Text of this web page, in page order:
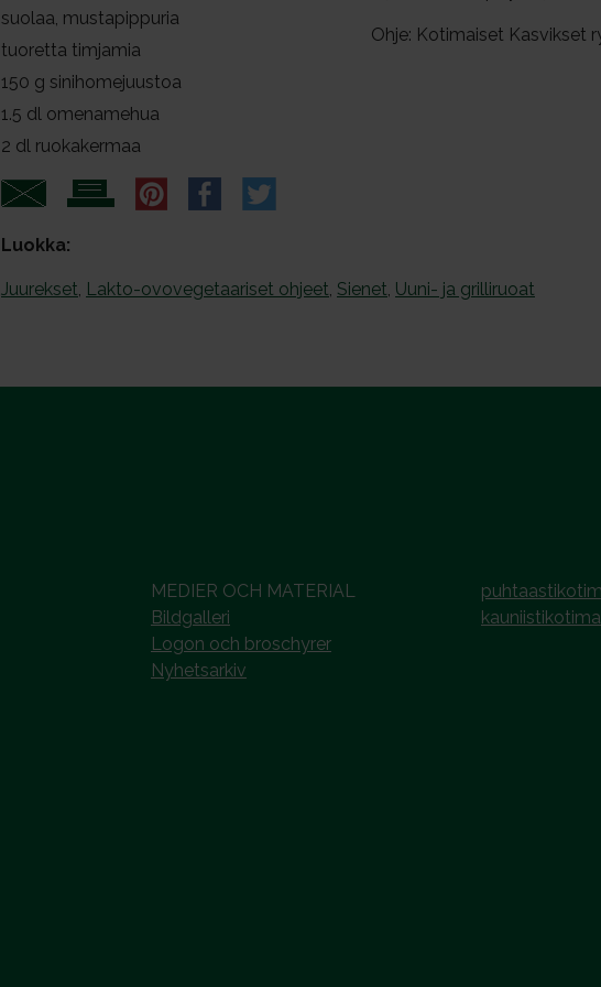
suolaa, mustapippuria
tuoretta timjamia
150 g sinihomejuustoa
1.5 dl omenamehua
2 dl ruokakermaa
Ohje: Kotimaiset Kasvikset
Luokka:
Juurekset, Lakto-ovovegetaariset ohjeet, Sienet, Uuni- ja grilliruoat
MEDIER OCH MATERIAL
Bildgalleri
Logon och broschyrer
Nyhetsarkiv